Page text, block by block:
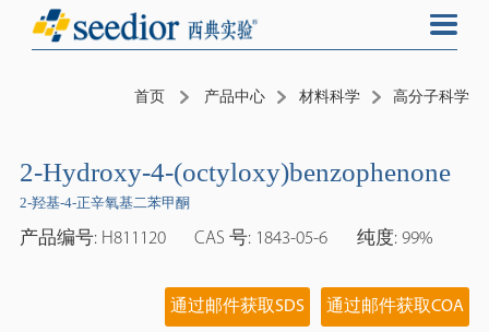
首页 产品中心 材料科学 高分子科学
2-Hydroxy-4-(octyloxy)benzophenone
2-羟基-4-正辛氧基二苯甲酮
产品编号: H811120 CAS 号: 1843-05-6 纯度: 99%
通过邮件获取COA
通过邮件获取SDS